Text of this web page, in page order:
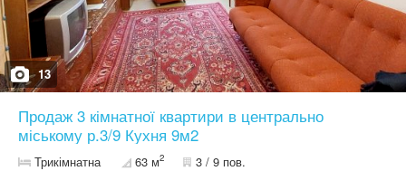
13
Продаж 3 кімнатної квартири в центрально
міському р.3/9 Кухня 9м2
Трикімнатна 63 м2 3 / 9 пов.